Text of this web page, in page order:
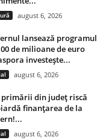
august 6, 2026
lansează programul
de milioane de euro
investește...
august 6, 2026
primării din județ riscă
finanțarea de la
august 6, 2026